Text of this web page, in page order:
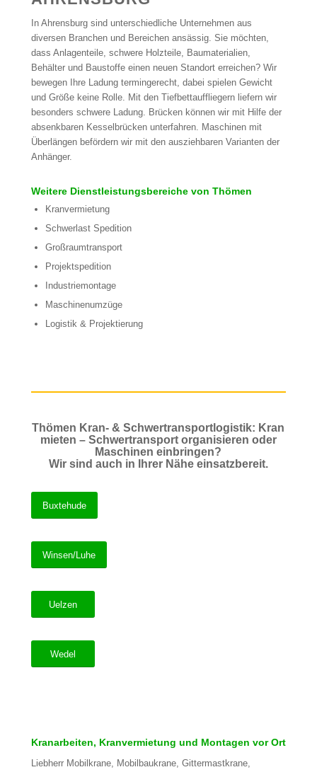
In Ahrensburg sind unterschiedliche Unternehmen aus
diversen Branchen und Bereichen ansässig. Sie möchten,
dass Anlagenteile, schwere Holzteile, Baumaterialien,
Behälter und Baustoffe einen neuen Standort erreichen? Wir
bewegen Ihre Ladung termingerecht, dabei spielen Gewicht
und Größe keine Rolle. Mit den Tiefbettauffliegern liefern wir
besonders schwere Ladung. Brücken können wir mit Hilfe der
absenkbaren Kesselbrücken unterfahren. Maschinen mit
Überlängen befördern wir mit den ausziehbaren Varianten der
Anhänger.
Weitere Dienstleistungsbereiche von Thömen
Kranvermietung
Schwerlast Spedition
Großraumtransport
Projektspedition
Industriemontage
Maschinenumzüge
Logistik & Projektierung
Thömen Kran- & Schwertransportlogistik: Kran
mieten – Schwertransport organisieren oder
Maschinen einbringen?
Wir sind auch in Ihrer Nähe einsatzbereit.
Buxtehude
Winsen/Luhe
Uelzen
Wedel
Kranarbeiten, Kranvermietung und Montagen vor Ort
Liebherr Mobilkrane, Mobilbaukrane, Gittermastkrane,